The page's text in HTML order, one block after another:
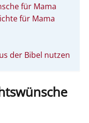
für Mama
für Mama
der Bibel nutzen